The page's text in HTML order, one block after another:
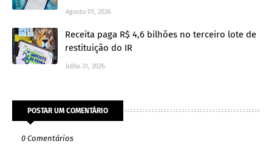
Agosto 01, 2026
Receita paga R$ 4,6 bilhões no terceiro lote de
restituição do IR
Julho 31, 2026
POSTAR UM COMENTÁRIO
0 Comentários